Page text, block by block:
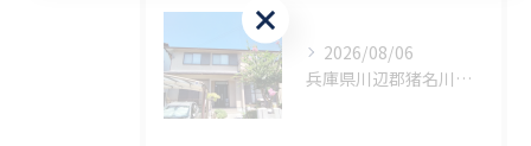
2026/08/06
兵庫県川辺郡猪名川町に外壁フル塗装､シーリング工事､ベランダ簡易防水工事の現地調査に行きました。
お問い合わせはこちら